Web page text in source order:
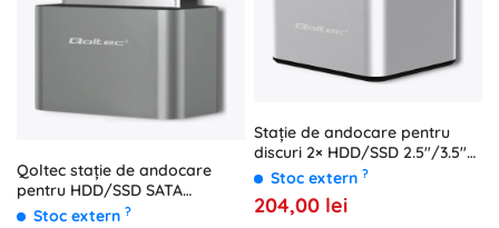
Qoltec stație de andocare
pentru HDD/SSD SATA
2.5"/3.5" cu USB 3.0
Stoc extern ?
Stație de andocare pentru
discuri 2× HDD/SSD 2.5"/3.5"
SATA cu USB 3.0 și clonare
Stoc extern ?
204,00 lei